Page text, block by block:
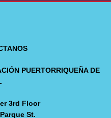
PUERTORRIQUEÑA DE
3rd Floor
St.